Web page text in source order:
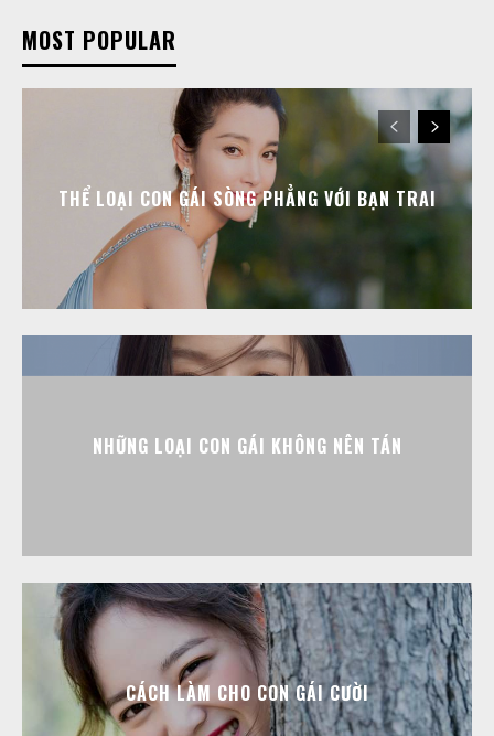
MOST POPULAR
THỂ LOẠI CON GÁI SÒNG PHẲNG VỚI BẠN TRAI
NHỮNG LOẠI CON GÁI KHÔNG NÊN TÁN
CÁCH LÀM CHO CON GÁI CƯỜI